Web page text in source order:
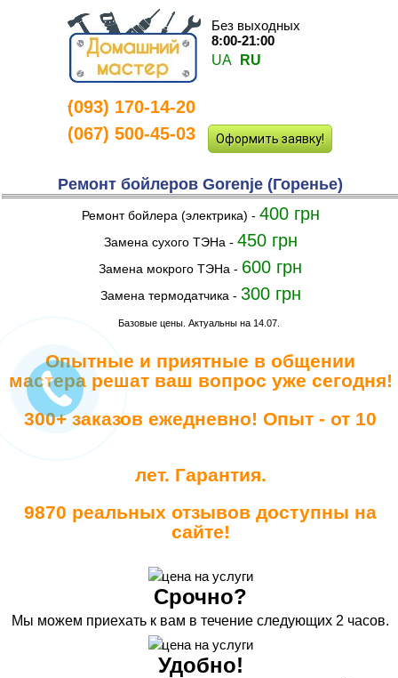
-
Без выходных
8:00-21:00
UA
RU
(093) 170-14-20
(067) 500-45-03
Оформить заявку!
Ремонт бойлеров Gorenje (Горенье)
Ремонт бойлера (электрика) - 400 грн
Замена сухого ТЭНа - 450 грн
Замена мокрого ТЭНа - 600 грн
Замена термодатчика - 300 грн
Базовые цены. Актуальны на 14.07.
Опытные и приятные в общении
мастера решат ваш вопрос уже сегодня!
300+ заказов ежедневно! Опыт - от 10
лет. Гарантия.
9870 реальных отзывов доступны на
сайте!
Срочно?
Мы можем приехать к вам в течение следующих 2 часов.
Удобно!